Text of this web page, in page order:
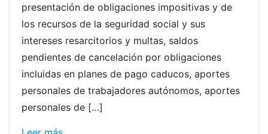
presentación de obligaciones impositivas y de
los recursos de la seguridad social y sus
intereses resarcitorios y multas, saldos
pendientes de cancelación por obligaciones
incluidas en planes de pago caducos, aportes
personales de trabajadores autónomos, aportes
personales de […]